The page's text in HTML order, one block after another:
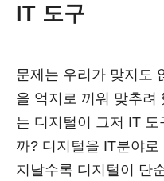
IT 도구
문제는 우리가 맞지도
을 억지로 끼워 맞추려
는 디지털이 그저 IT
까? 디지털을 IT분야
지날수록 디지털이 단